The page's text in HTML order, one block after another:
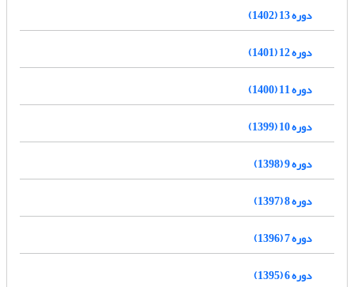
دوره 13 (1402)
دوره 12 (1401)
دوره 11 (1400)
دوره 10 (1399)
دوره 9 (1398)
دوره 8 (1397)
دوره 7 (1396)
دوره 6 (1395)